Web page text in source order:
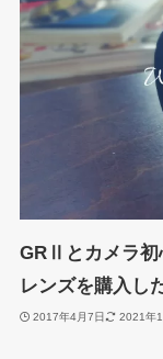
GRⅡとカメラ初
レンズを購入し
2017年4月7日 2021年